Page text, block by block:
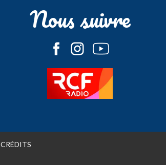
Nous suivre
CRÉDITS